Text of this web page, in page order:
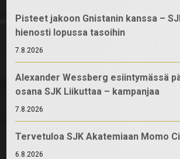
Pisteet jakoon Gnistanin kanssa –
hienosti lopussa tasoihin
7.8.2026
Alexander Wessberg esiintymässä
osana SJK Liikuttaa – kampanjaa
7.8.2026
Tervetuloa SJK Akatemiaan Momo
6.8.2026